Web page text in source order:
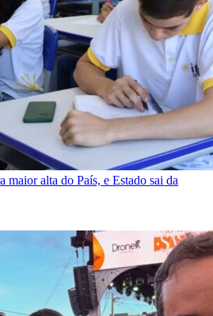
maior alta do País, e Estado sai da